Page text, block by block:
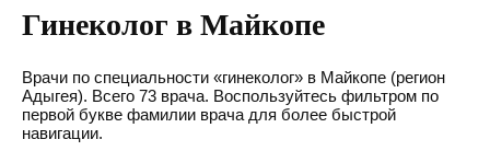
Гинеколог в Майкопе
Врачи по специальности «гинеколог» в Майкопе (регион
Адыгея). Всего 73 врача. Воспользуйтесь фильтром по
первой букве фамилии врача для более быстрой
навигации.